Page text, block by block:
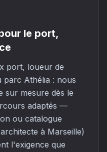
le port,
port, loueur de
parc Athélia : nous
sur mesure dès le
adaptés —
ou catalogue
à Marseille)
l'exigence que